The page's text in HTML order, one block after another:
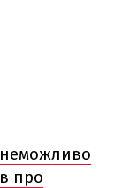
неможливо
про